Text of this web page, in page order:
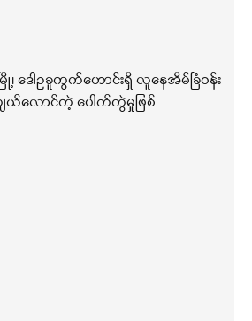
ဒေါဥခူကွက်ဟောင်းရှိ လူနေအိမ်ခြံဝန်း
လောင်တဲ့ ပေါက်ကွဲမှုဖြစ်